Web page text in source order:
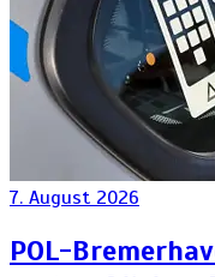
7. August 2026
POL-